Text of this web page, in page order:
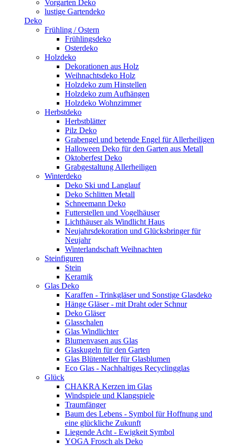
Vorgarten Deko
lustige Gartendeko
Deko
Frühling / Ostern
Frühlingsdeko
Osterdeko
Holzdeko
Dekorationen aus Holz
Weihnachtsdeko Holz
Holzdeko zum Hinstellen
Holzdeko zum Aufhängen
Holzdeko Wohnzimmer
Herbstdeko
Herbstblätter
Pilz Deko
Grabengel und betende Engel für Allerheiligen
Halloween Deko für den Garten aus Metall
Oktoberfest Deko
Grabgestaltung Allerheiligen
Winterdeko
Deko Ski und Langlauf
Deko Schlitten Metall
Schneemann Deko
Futterstellen und Vogelhäuser
Lichthäuser als Windlicht Haus
Neujahrsdekoration und Glücksbringer für
Neujahr
Winterlandschaft Weihnachten
Steinfiguren
Stein
Keramik
Glas Deko
Karaffen - Trinkgläser und Sonstige Glasdeko
Hänge Gläser - mit Draht oder Schnur
Deko Gläser
Glasschalen
Glas Windlichter
Blumenvasen aus Glas
Glaskugeln für den Garten
Glas Blütenteller für Glasblumen
Eco Glas - Nachhaltiges Recyclingglas
Glück
CHAKRA Kerzen im Glas
Windspiele und Klangspiele
Traumfänger
Baum des Lebens - Symbol für Hoffnung und
eine glückliche Zukunft
Liegende Acht - Ewigkeit Symbol
YOGA Frosch als Deko